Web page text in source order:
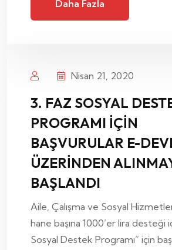
Daha Fazla
Nisan 21, 2020
3. FAZ SOSYAL
PROGRAMI İÇİN
BAŞVURULAR E-
ÜZERİNDEN
BAŞLANDI
Aile, Çalışma ve Sosyal Hizmetler
hane başına 1000’er lira desteği
Sosyal Destek Programı” için